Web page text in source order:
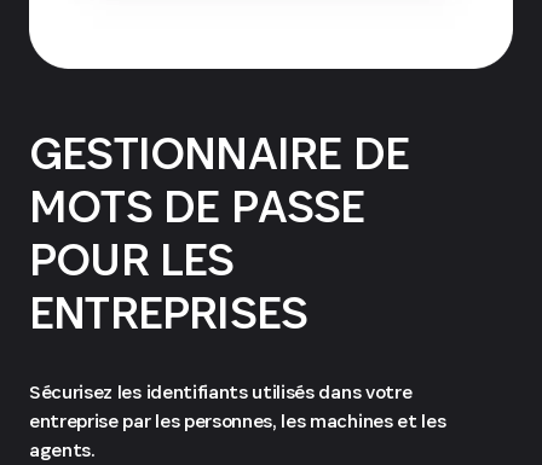
GESTIONNAIRE DE
MOTS DE PASSE
POUR LES
ENTREPRISES
Sécurisez les identifiants utilisés dans votre
entreprise par les personnes, les machines et les
agents.